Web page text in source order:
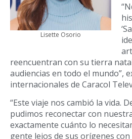
Lisette Osorio
reencuentran con su tierra
audiencias en todo el mundo”,
internacionales de Caracol
“Este viaje nos cambió la vida.
pudimos reconectar con
exactamente cuánto lo
gente lejos de sus orígenes